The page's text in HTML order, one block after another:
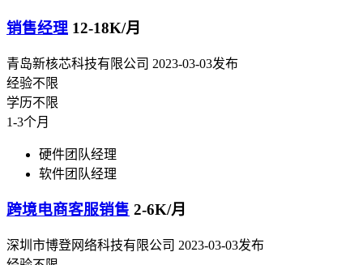
销售经理 12-18K/月
青岛新核芯科技有限公司 2023-03-03发布
经验不限
学历不限
1-3个月
硬件团队经理
软件团队经理
跨境电商客服销售 2-6K/月
深圳市博登网络科技有限公司 2023-03-03发布